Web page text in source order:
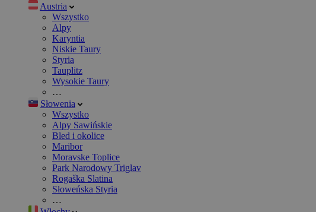
Austria
Wszystko
Alpy
Karyntia
Niskie Taury
Styria
Tauplitz
Wysokie Taury
…
Słowenia
Wszystko
Alpy Sawińskie
Bled i okolice
Maribor
Moravske Toplice
Park Narodowy Triglav
Rogaška Slatina
Słoweńska Styria
…